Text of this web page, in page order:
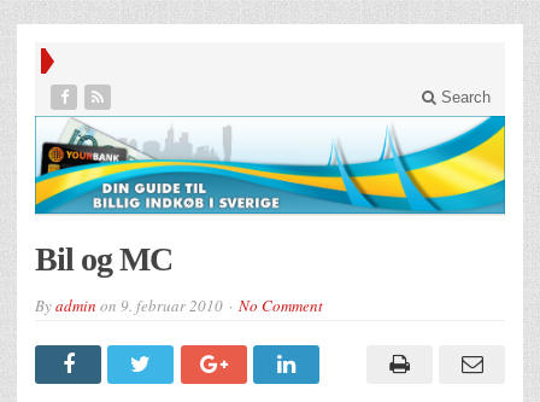
Search
Bil og MC
Byadmin on 9. februar 2010 No Comment